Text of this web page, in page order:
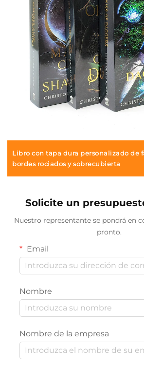
Libro con tapa dura personalizado de
bordes rociados y sobrecubierta
Solicite un
Nuestro representante se pondrá en
pronto.
Email
Nombre
Nombre de la empresa